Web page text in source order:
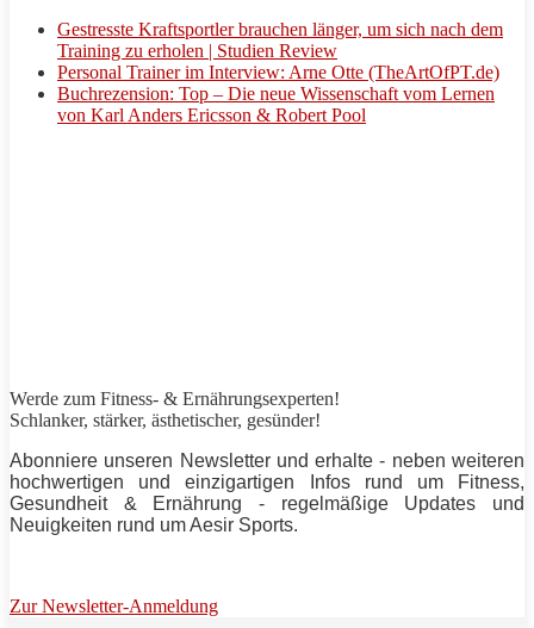
Gestresste Kraftsportler brauchen länger, um sich nach dem
Training zu erholen | Studien Review
Personal Trainer im Interview: Arne Otte (TheArtOfPT.de)
Buchrezension: Top – Die neue Wissenschaft vom Lernen
von Karl Anders Ericsson & Robert Pool
Werde zum Fitness- & Ernährungsexperten!
Schlanker, stärker, ästhetischer, gesünder!
Abonniere unseren Newsletter und erhalte - neben weiteren
hochwertigen und einzigartigen Infos rund um Fitness,
Gesundheit & Ernährung - regelmäßige Updates und
Neuigkeiten rund umAesir Sports.
Zur Newsletter-Anmeldung